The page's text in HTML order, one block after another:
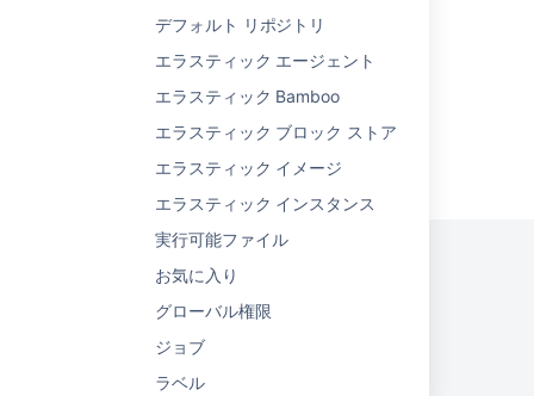
デフォルト リポジトリ
エラスティック エージェント
エラスティック Bamboo
エラスティック ブロック ストア
エラスティック イメージ
エラスティック インスタンス
実行可能ファイル
お気に入り
グローバル権限
ジョブ
ラベル
authors in Crucible
Powered byConfluenceand Scroll Viewport
プライバシー ポリシー 利用規約